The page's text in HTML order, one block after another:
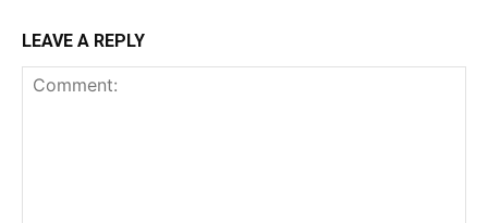
LEAVE A REPLY